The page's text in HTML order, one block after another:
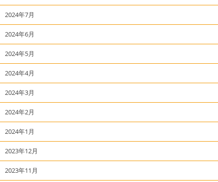
2024年7月
2024年6月
2024年5月
2024年4月
2024年3月
2024年2月
2024年1月
2023年12月
2023年11月